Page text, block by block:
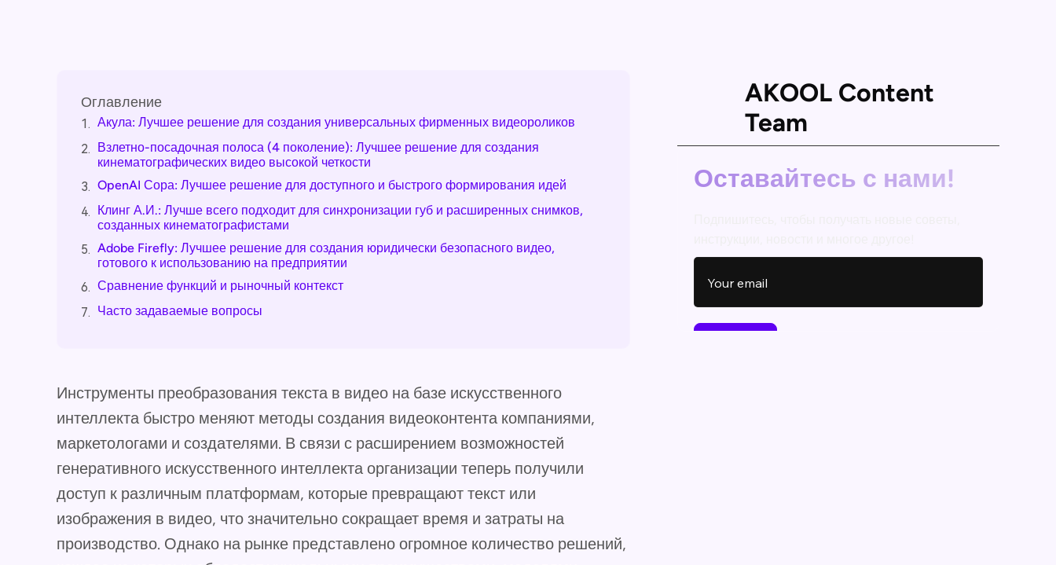
Оглавление
1. Акула: Лучшее решение для создания универсальных фирменных видеороликов
2. Взлетно-посадочная полоса (4 поколение): Лучшее решение для создания
кинематографических видео высокой четкости
3. OpenAI Сора: Лучшее решение для доступного и быстрого формирования идей
4. Клинг А.И.: Лучше всего подходит для синхронизации губ и расширенных снимков,
созданных кинематографистами
5. Adobe Firefly: Лучшее решение для создания юридически безопасного видео,
готового к использованию на предприятии
6. Сравнение функций и рыночный контекст
7. Часто задаваемые вопросы
Инструменты преобразования текста в видео на базе искусственного
интеллекта быстро меняют методы создания видеоконтента компаниями,
маркетологами и создателями. В связи с расширением возможностей
генеративного искусственного интеллекта организации теперь получили
доступ к различным платформам, которые превращают текст или
изображения в видео, что значительно сокращает время и затраты на
производство. Однако на рынке представлено огромное количество решений,
AKOOL Content
Team
Оставайтесь с нами!